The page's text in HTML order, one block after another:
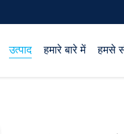
उत्पाद हमारे बारे में हमसे